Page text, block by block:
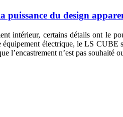
puissance du design
intérieur, certains détails ont le
électrique, le LS CUBE
l’encastrement n’est pas souhaité